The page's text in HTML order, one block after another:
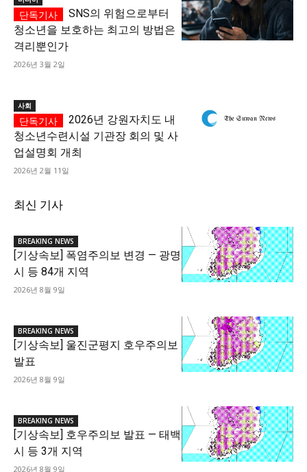
SNS의 위험으로부터
청소년을 보호하는 최고의 방법은
격리뿐인가
2026년 3월 2일
사회
2026년 강원자치도 내
청소년수련시설 기관장 회의 및 사
업설명회 개최
2026년 2월 11일
최신 기사
BREAKING NEWS
[기상속보] 폭염주의보 변경 — 광명
시 등 84개 지역
2026년 8월 9일
BREAKING NEWS
[기상속보] 울진군평지 호우주의보
발표
2026년 8월 9일
BREAKING NEWS
[기상속보] 호우주의보 발표 — 태백
시 등 3개 지역
2026년 8월 9일